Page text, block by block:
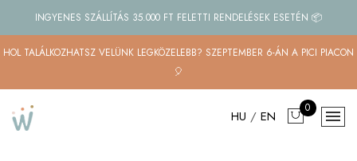
INGYENES SZÁLLÍTÁS 35.000 FT FELETTI RENDELÉSEK ESETÉN 📦
HOL TALÁLKOZHATSZ VELÜNK LEGKÖZELEBB? SZEPTEMBER 6-ÁN A PICI PIACON
🎈
HU / EN 0